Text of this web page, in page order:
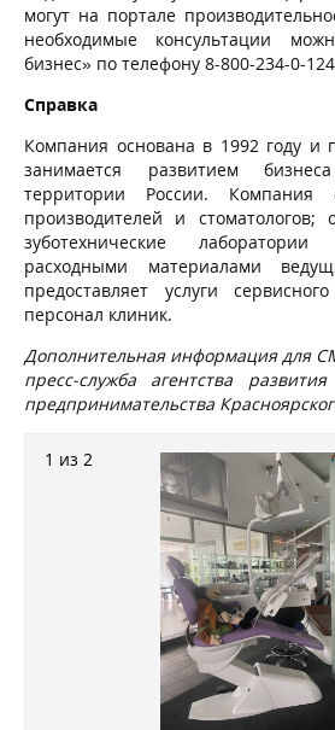
могут на портале
необходимые консультации
бизнес» по телефону 8-800-234-0-
Справка
Компания основана в 1992 году и
занимается развитием
территории России. Компания
производителей и
зуботехнические
расходными материалами
предоставляет услуги
персонал клиник.
Дополнительная информация для
пресс-служба агентства
предпринимательства
1 из 2